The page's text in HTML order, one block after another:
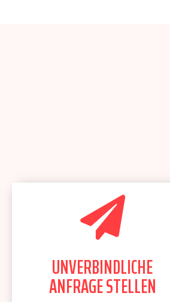
UNVERBINDLICHE
ANFRAGE STELLEN